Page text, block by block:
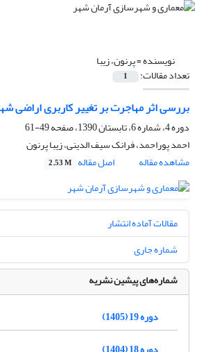
نویسنده =پرنون، زیبا
تعداد مقالات: 1
بررسی اثر مهاجرت بر تغییر کاربری اراضی
دوره 4، شماره 6، تابستان 1390، صفحه
49-61
احمد پوراحمد، فرانک سیف الدینی، زیبا پرنون
مشاهده مقاله
اصل مقاله 2.53 M
مقالات آماده انتشار
شماره جاری
شماره‌های پیشین نشریه
دوره 19 (1405)